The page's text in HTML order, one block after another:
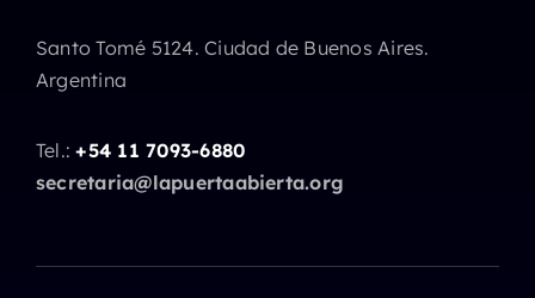
Santo Tomé 5124. Ciudad de Buenos Aires.
Argentina
Tel.:+54 11 7093-6880
secretaria@lapuertaabierta.org